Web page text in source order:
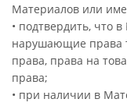
Материалов или
• подтвердить, что
нарушающие права
права, права на
права;
• при наличии в